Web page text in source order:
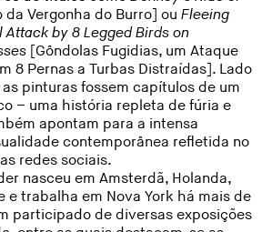
da Vergonha do Burro] ou Fleeing
Attack by 8 Legged Birds on
[Gôndolas Fugidias, um Ataque
8 Pernas a Turbas Distraídas]. Lado
pinturas fossem capítulos de um
– uma história repleta de fúria e
apontam para a intensa
contemporânea refletida no
redes sociais.
nasceu em Amsterdã, Holanda,
e trabalha em Nova York há mais de
participado de diversas exposições